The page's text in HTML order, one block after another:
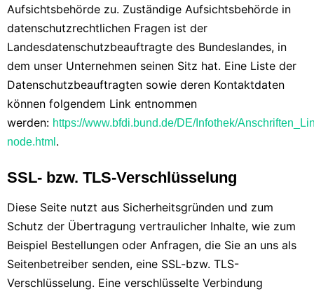
Aufsichtsbehörde zu. Zuständige Aufsichtsbehörde in
datenschutzrechtlichen Fragen ist der
Landesdatenschutzbeauftragte des Bundeslandes, in
dem unser Unternehmen seinen Sitz hat. Eine Liste der
Datenschutzbeauftragten sowie deren Kontaktdaten
können folgendem Link entnommen
werden: https://www.bfdi.bund.de/DE/Infothek/
node.html .
SSL- bzw. TLS-Verschlüsselung
Diese Seite nutzt aus Sicherheitsgründen und zum
Schutz der Übertragung vertraulicher Inhalte, wie zum
Beispiel Bestellungen oder Anfragen, die Sie an uns als
Seitenbetreiber senden, eine SSL-bzw. TLS-
Verschlüsselung. Eine verschlüsselte Verbindung